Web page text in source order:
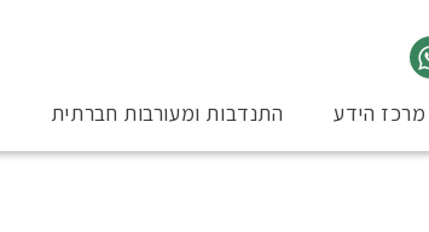
מרכז הידע התנדבות ומעורבות חברתית